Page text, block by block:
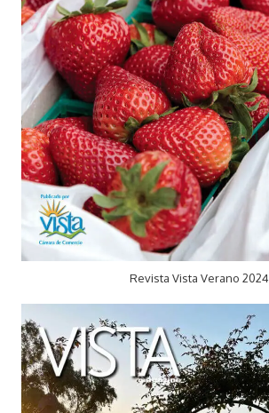
Revista Vista Verano 2024